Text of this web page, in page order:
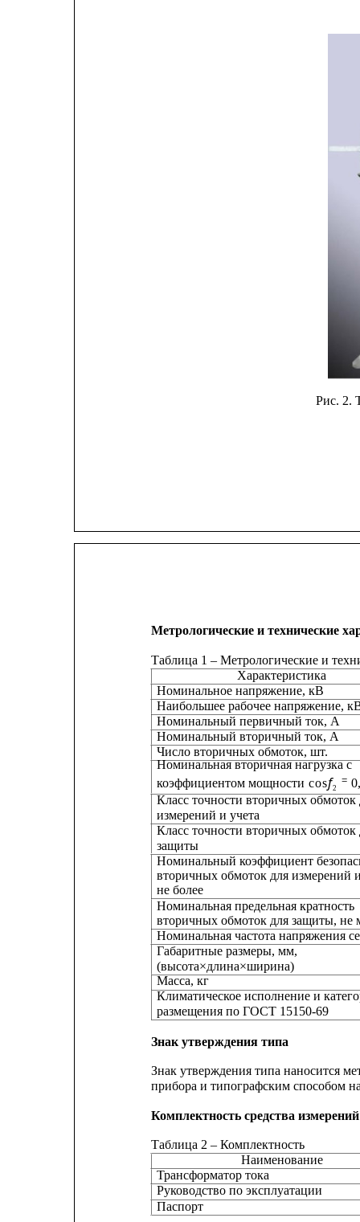
Рис. 2.
Метрологические и технические
измерений и учета
Таблица 1 – Метрологические и
Характеристика
Номинальное напряжение, кВ
Наибольшее рабочее напряжение,
Номинальный
Номинальный
Число
Номинальная вторичная нагрузка с
коэффициентом мощности cosf2
= 0,
Класс точности
Класс точности вторичных обмоток
защиты
Номинальный коэффициент
вторичных обмоток для измерений
не более
Номинальная предельная кратность
вторичных обмоток для защиты, не
Номинальная частота напряжения
Габаритные размеры, мм,
(высота×длина×ширина)
Масса, кг
Климатическое исполнение и
размещения по ГОСТ 15150-69
Знак утверждения типа
Знак утверждения типа наносится
прибора и типографским способом
Комплектность средства измерений
Таблица 2 – Комплектность
Наименование
Трансформатор тока
Руководство по эксплуатации
Паспорт